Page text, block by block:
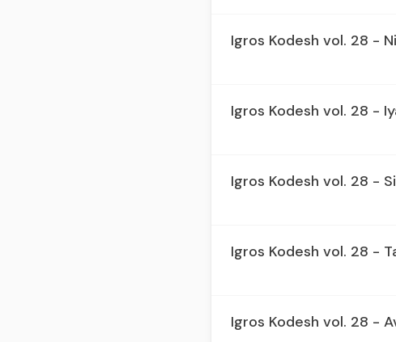
Igros Kodesh vol. 28 -
Igros Kodesh vol. 28 -
Igros Kodesh vol. 28 -
Igros Kodesh vol. 28 -
Igros Kodesh vol. 28 -